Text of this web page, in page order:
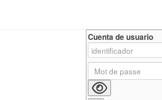
Cuenta de usuario